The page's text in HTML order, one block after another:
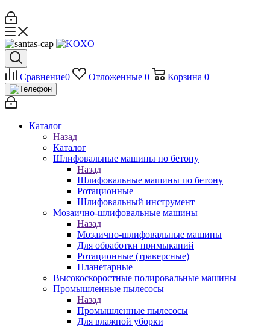
Сравнение0 Отложенные 0 Корзина 0
Каталог
Назад
Каталог
Шлифовальные машины по бетону
Назад
Шлифовальные машины по бетону
Ротационные
Шлифовальный инструмент
Мозаично-шлифовальные машины
Назад
Мозаично-шлифовальные машины
Для обработки примыканий
Ротационные (траверсные)
Планетарные
Высокоскоростные полировальные машины
Промышленные пылесосы
Назад
Промышленные пылесосы
Для влажной уборки